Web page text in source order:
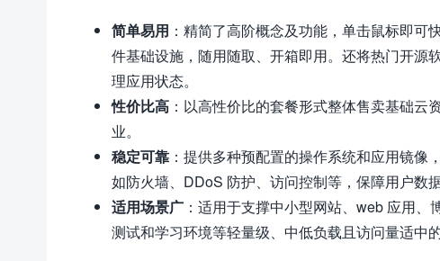
简单易用 ：精简了高阶概念及功能，单击鼠标即
件基础设施，随用随取、开箱即用。还将热门开源
理应用状态。
性价比高 ：以高性价比的套餐形式整体售卖基础
业。
稳定可靠 ：提供多种预配置的操作系统和应用镜像
如防火墙、DDoS 防护、访问控制等，保障用户数
适用场景广 ：适用于支撑中小型网站、web 应用
测试和学习环境等轻量级、中低负载且访问量适中的